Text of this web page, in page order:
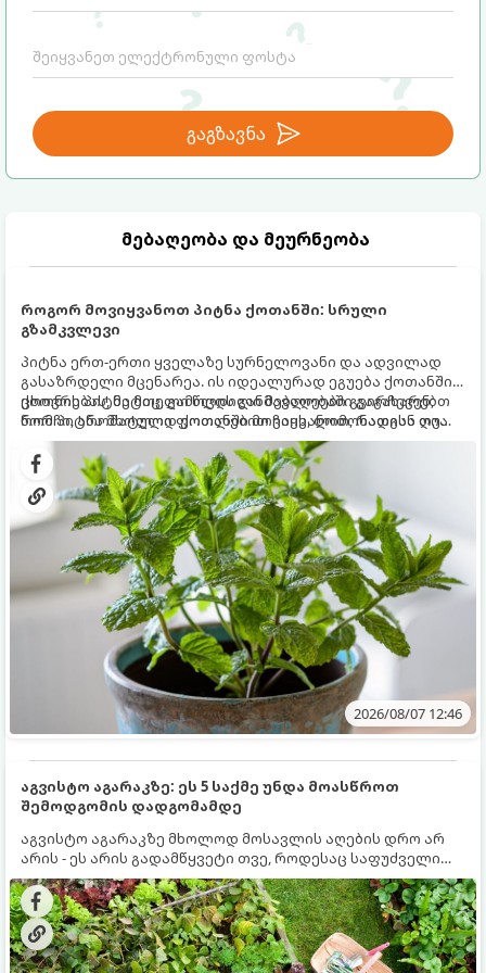
გაგზავნა
მებაღეობა და მეურნეობა
როგორ მოვიყვანოთ პიტნა ქოთანში: სრული
გზამკვლევი
პიტნა ერთ-ერთი ყველაზე სურნელოვანი და ადვილად
გასაზრდელი მცენარეა. ის იდეალურად ეგუება ქოთანში
ცხოვრებას, მეტიც, გამოცდილი მებაღეები გვირჩევენ,
რომ პიტნა მხოლოდ ქოთანში მოვიყვანოთ, რადგან ღია
გრუნტში (ბაღში) დარგვისას ის ფესვებით ძალიან
სწრაფად ვრცელდება და სხვა მცენარეებს ავიწროებს.
ქოთნის პიტნა მთელი წლის განმავლობაში გაგახარებთ
ნორჩი, არომატული ფოთლებით ჩაის, ლიმონათისა თუ
კერძებისთვის.
2026/08/07 12:46
აგვისტო აგარაკზე: ეს 5 საქმე უნდა მოასწროთ
შემოდგომის დადგომამდე
აგვისტო აგარაკზე მხოლოდ მოსავლის აღების დრო არ
არის - ეს არის გადამწყვეტი თვე, როდესაც საფუძველი
ეყრება მომავალი წლის მოსავალს და ბაღი მზადდება
შემოდგომა-ზამთრის სეზონისთვის. იმისათვის, რომ
ნიადაგმა ენერგია აღიდგინოს, ხოლო მცენარეებმა
ზამთარს გაუძლონ, აგვისტოს ბოლომდე 5
მნიშვნელოვანი საქმის გაკეთება უნდა მოასწროთ: